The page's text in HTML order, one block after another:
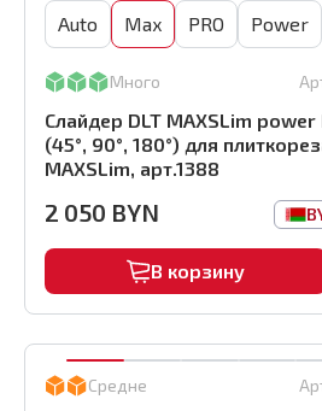
Auto Max PRO Power
Много
Слайдер DLT MAXSLim power
(45°, 90°, 180°) для
MAXSLim, арт.1388
2 050 BYN
В корзину
Средне